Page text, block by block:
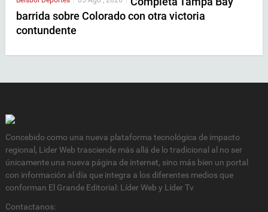
barrida sobre Colorado con otra victoria
contundente
Concebido como una nueva plataforma tecnológica de impacto
regional, Lider Web trasciende más allá de lo tradicional al no ser
únicamente una nueva página de internet, sino más bien un portal
con información al día que integra a los diferentes medios que
conforman El Grande Editorial: Líder Web y Líder Tv
Contactanos: